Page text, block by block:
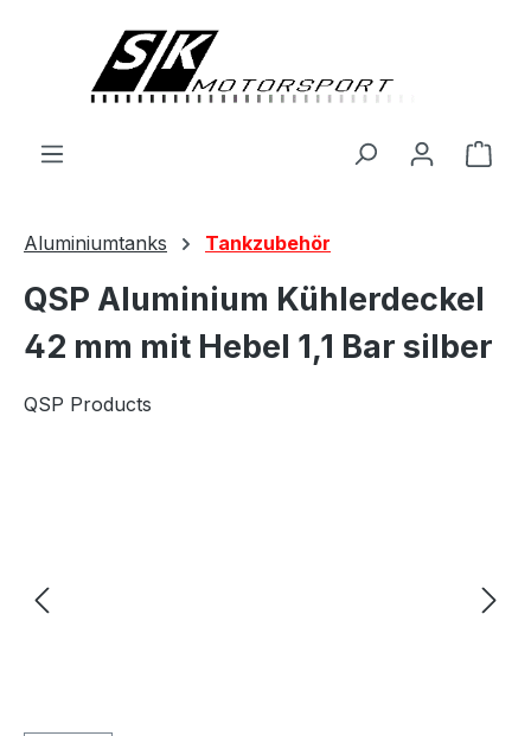
Aluminiumtanks Tankzubehör
QSP Aluminium Kühlerdeckel
42 mm mit Hebel 1,1 Bar silber
QSP Products